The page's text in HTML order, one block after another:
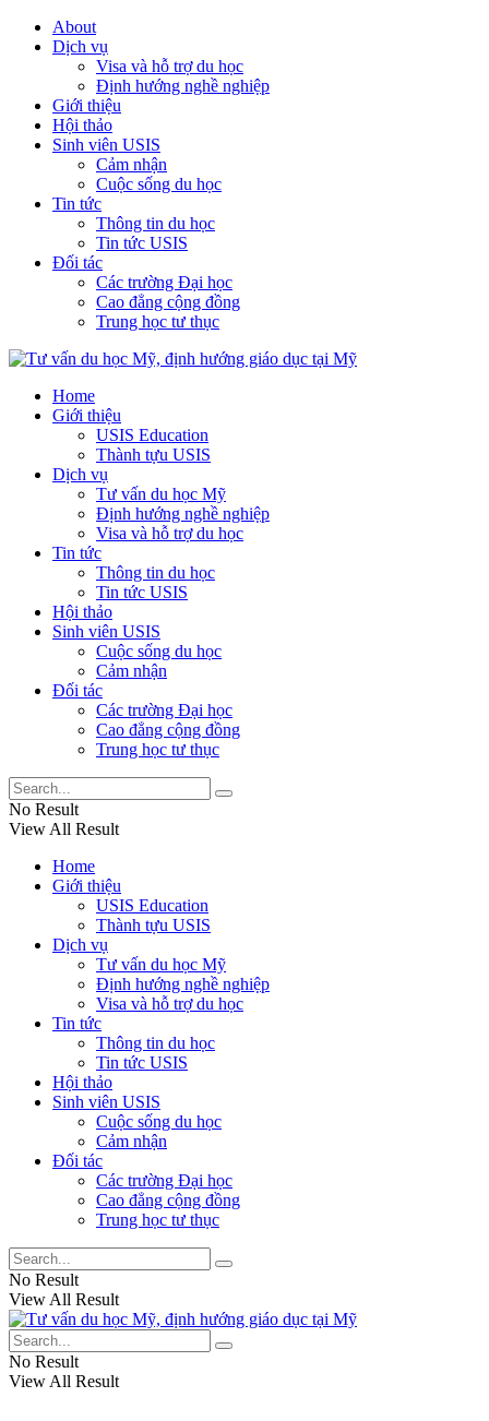
About
Dịch vụ
Visa và hỗ trợ du học
Định hướng nghề nghiệp
Giới thiệu
Hội thảo
Sinh viên USIS
Cảm nhận
Cuộc sống du học
Tin tức
Thông tin du học
Tin tức USIS
Đối tác
Các trường Đại học
Cao đẳng cộng đồng
Trung học tư thục
Home
Giới thiệu
USIS Education
Thành tựu USIS
Dịch vụ
Tư vấn du học Mỹ
Định hướng nghề nghiệp
Visa và hỗ trợ du học
Tin tức
Thông tin du học
Tin tức USIS
Hội thảo
Sinh viên USIS
Cuộc sống du học
Cảm nhận
Đối tác
Các trường Đại học
Cao đẳng cộng đồng
Trung học tư thục
No Result
View All Result
Home
Giới thiệu
USIS Education
Thành tựu USIS
Dịch vụ
Tư vấn du học Mỹ
Định hướng nghề nghiệp
Visa và hỗ trợ du học
Tin tức
Thông tin du học
Tin tức USIS
Hội thảo
Sinh viên USIS
Cuộc sống du học
Cảm nhận
Đối tác
Các trường Đại học
Cao đẳng cộng đồng
Trung học tư thục
No Result
View All Result
No Result
View All Result